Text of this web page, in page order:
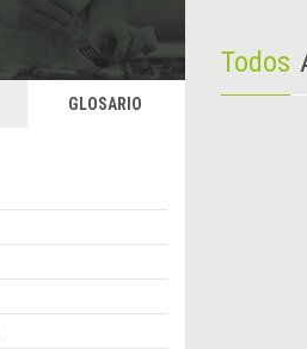
GLOSARIO
Todos